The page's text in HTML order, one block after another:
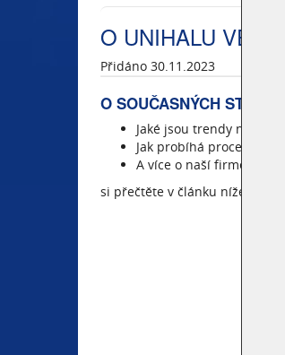
O UNIHALU VE
Přidáno 30.11.2023
O SOUČASNÝCH
Jaké jsou trendy na trhu
Jak probíhá proces
A více o naší firmě Unihal
si přečtěte v článku níže